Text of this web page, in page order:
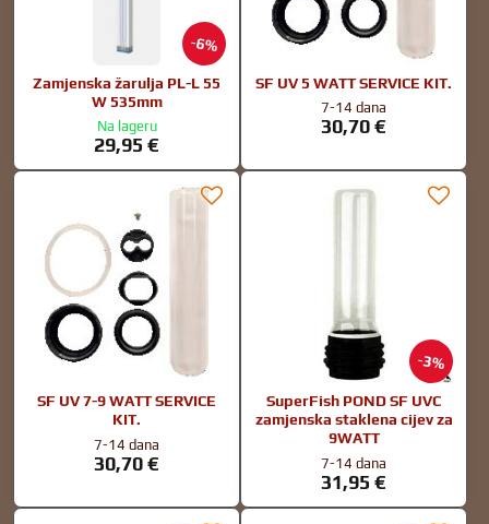
6%
Zamjenska žarulja PL-L 55
W 535mm
Na lageru
29,95 €
SF UV 5 WATT SERVICE KIT.
7-14 dana
30,70 €
SF UV 7-9 WATT SERVICE
KIT.
7-14 dana
30,70 €
3%
SuperFish POND SF UVC
zamjenska staklena cijev za
9WATT
7-14 dana
31,95 €